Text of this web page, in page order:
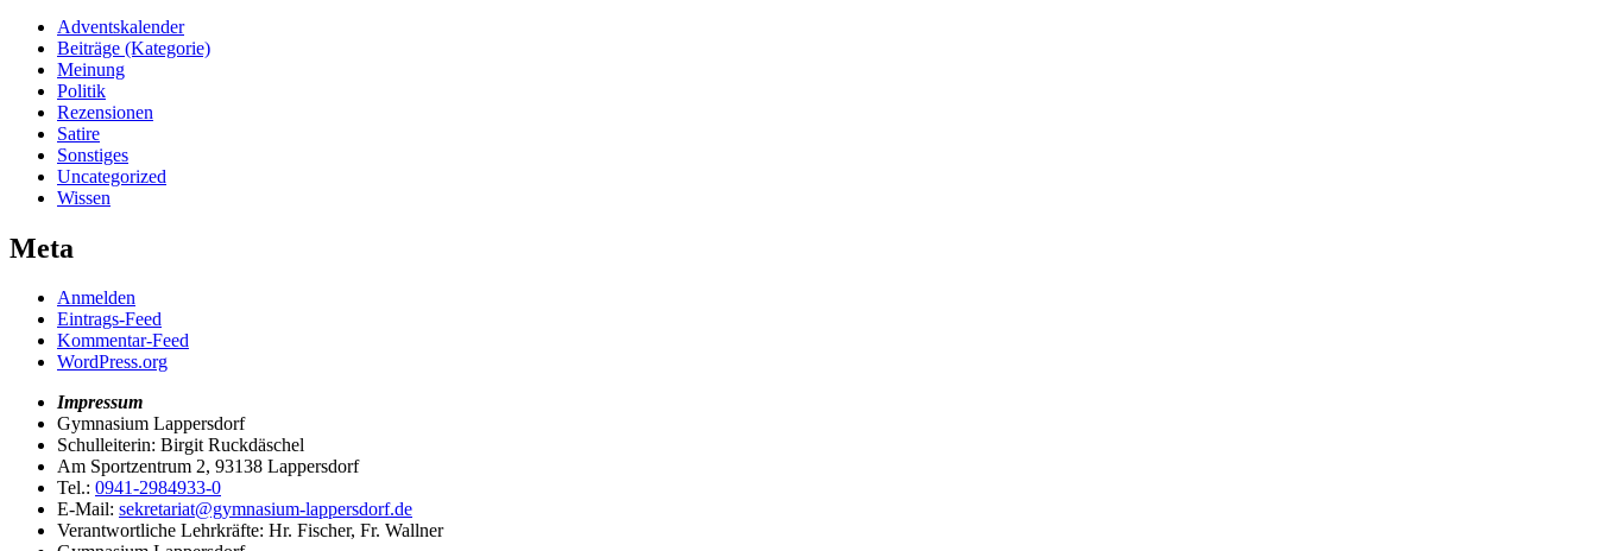
Adventskalender
Beiträge (Kategorie)
Meinung
Politik
Rezensionen
Satire
Sonstiges
Uncategorized
Wissen
Meta
Anmelden
Eintrags-Feed
Kommentar-Feed
WordPress.org
Impressum
Gymnasium Lappersdorf
Schulleiterin: Birgit Ruckdäschel
Am Sportzentrum 2, 93138 Lappersdorf
Tel.: 0941-2984933-0
E-Mail: sekretariat@gymnasium-lappersdorf.de
Verantwortliche Lehrkräfte: Hr. Fischer, Fr. Wallner